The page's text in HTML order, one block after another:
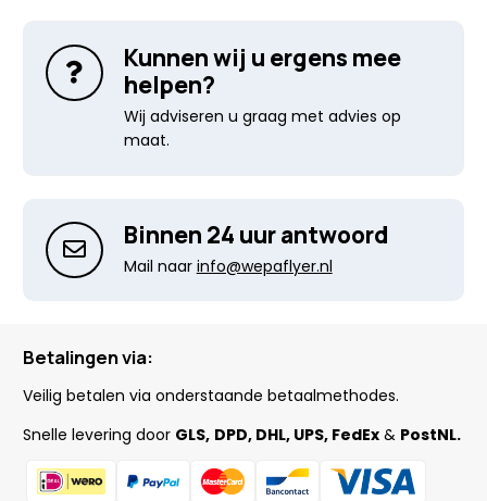
Kunnen wij u ergens mee
helpen?
Wij adviseren u graag met advies op
maat.
Binnen 24 uur antwoord
Mail naar info@wepaflyer.nl
Betalingen via:
Veilig betalen via onderstaande betaalmethodes.
Snelle levering door GLS, DPD, DHL, UPS, FedEx & PostNL.